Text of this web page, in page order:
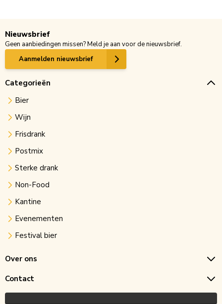
Nieuwsbrief
Geen aanbiedingen missen? Meld je aan voor de nieuwsbrief.
Aanmelden nieuwsbrief
Categorieën
Bier
Wijn
Frisdrank
Postmix
Sterke drank
Non-Food
Kantine
Evenementen
Festival bier
Over ons
Contact